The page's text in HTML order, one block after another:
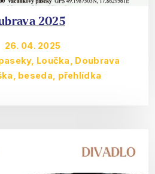
2025
26. 04. 2025
Loučka, Doubrava
beseda
přehlídka